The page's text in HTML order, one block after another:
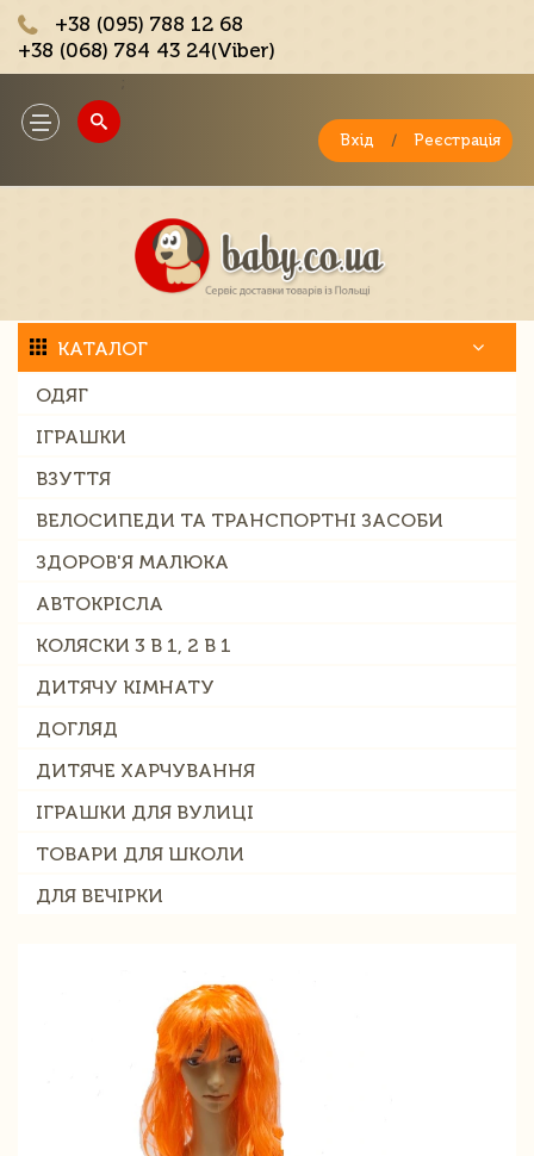
+38 (095) 788 12 68
+38 (068) 784 43 24(Viber)
Toggle
navigation
Вхід / Реєстрація
КАТАЛОГ
ОДЯГ
ІГРАШКИ
ВЗУТТЯ
ВЕЛОСИПЕДИ ТА ТРАНСПОРТНІ ЗАСОБИ
ЗДОРОВ'Я МАЛЮКА
АВТОКРІСЛА
КОЛЯСКИ 3 В 1, 2 В 1
ДИТЯЧУ КІМНАТУ
ДОГЛЯД
ДИТЯЧЕ ХАРЧУВАННЯ
ІГРАШКИ ДЛЯ ВУЛИЦІ
ТОВАРИ ДЛЯ ШКОЛИ
ДЛЯ ВЕЧІРКИ